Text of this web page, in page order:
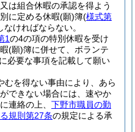
は組合休暇の承認を得よう
に定める休暇(願)簿(様式第
ければならない。
1の4の項の特別休暇を受け
(願)簿に併せて、ボランテ
に必要な事項を記載して願い
むを得ない事由により、あら
できない場合には、速やか
連絡の上、 下野市職員の勤
規則第27条の規定による承